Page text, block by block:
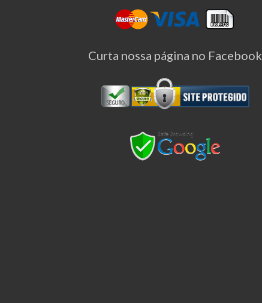
Curta nossa página no Facebook